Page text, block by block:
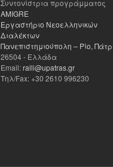
Συντονίστρια προγράμματος
AMIGRE
Εργαστήριο Νεοελληνικών
Διαλέκτων
Πανεπιστημιούπολη – Ρίο,
26504 - Ελλάδα
Email:ralli@upatras.gr
Τηλ/Fax: +30 2610 996230